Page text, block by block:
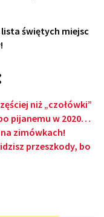
świętych miejsc
niż „czołówki”
pijanemu w 2020…
zimówkach!
przeszkody, bo